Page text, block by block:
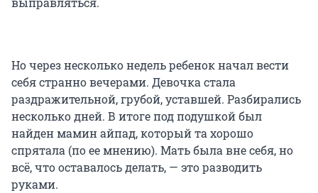
Но через несколько недель ребенок начал вести
себя странно вечерами. Девочка стала
раздражительной, грубой, уставшей. Разбирались
несколько дней. В итоге под подушкой был
найден мамин айпад, который та хорошо
спрятала (по ее мнению). Мать была вне себя, но
всё, что оставалось делать, — это разводить
руками.